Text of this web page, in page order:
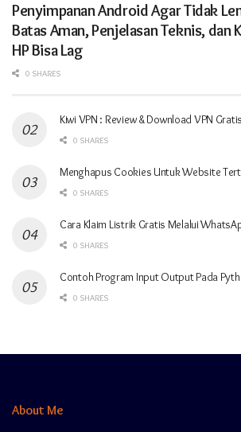
Penyimpanan Android Agar Tidak
Batas Aman, Penjelasan Teknis, dan
HP Bisa Lag
0 SHARES
Kiwi VPN : Review & Download VPN
0 SHARES
Menghapus Cookies Untuk Website
0 SHARES
Cara Klaim Listrik Gratis Melalui
0 SHARES
Contoh Program Input Output Pada
0 SHARES
About Me